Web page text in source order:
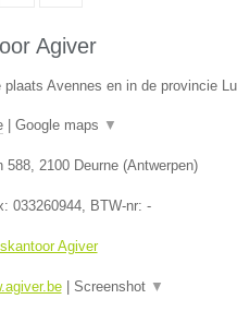
Agiver
plaats Avennes en in de provincie
| Google maps ▼
588, 2100 Deurne(Antwerpen)
033260944, BTW-nr: -
Agiver
| Screenshot ▼